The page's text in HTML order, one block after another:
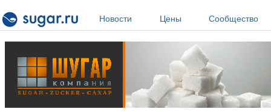
Новости
Цены Сообщество